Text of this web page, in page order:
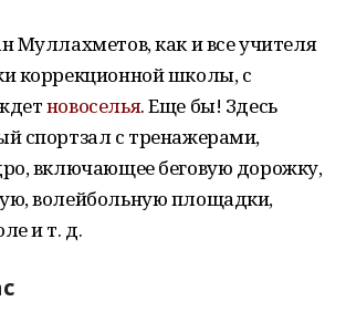
Муллахметов, как и все учителя
коррекционной школы, с
новоселья. Еще бы! Здесь
спортзал с тренажерами,
включающее беговую дорожку,
волейбольную площадки,
и т. д.